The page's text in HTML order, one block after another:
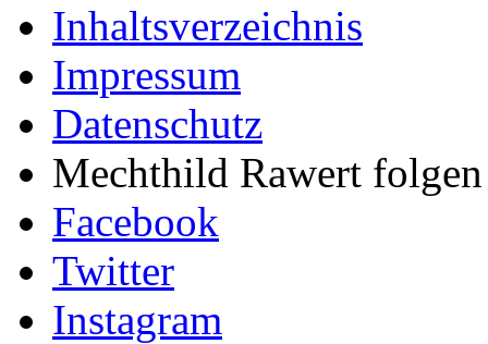
Inhaltsverzeichnis
Impressum
Datenschutz
Mechthild Rawert
Facebook
Twitter
Instagram